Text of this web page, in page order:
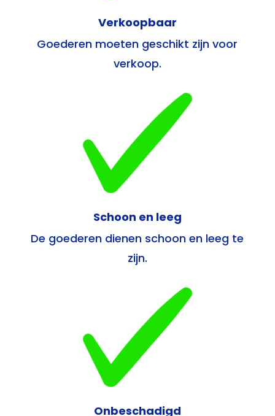
Verkoopbaar
Goederen moeten geschikt zijn voor
verkoop.
Schoon en leeg
De goederen dienen schoon en leeg te
zijn.
Onbeschadigd